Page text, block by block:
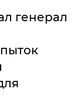
генерал